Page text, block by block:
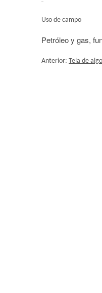
Uso de campo
Petróleo y gas,
Anterior: Tela de